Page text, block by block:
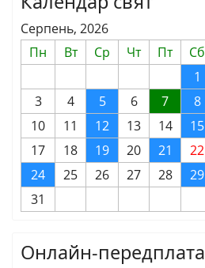
Серпень, 2026
Пн
Вт Ср Чт Пт Сб
1
3
4 5 6 7 8
10
11 12 13 14 15
17
18 19 20 21 22
24
25 26 27 28 29
31
Онлайн-передплата